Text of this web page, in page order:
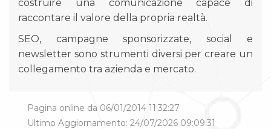
costruire una comunicazione capace di
raccontare il valore della propria realtà.
SEO, campagne sponsorizzate, social e
newsletter sono strumenti diversi per creare un
collegamento tra azienda e mercato.
Pagina online da 06/01/2014 11:32:27
Ultimo Aggiornamento: 24/07/2026 09:09:31